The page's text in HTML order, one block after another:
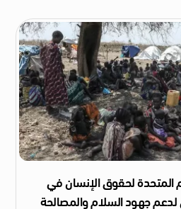
المتحدة لحقوق الإنسان في
لدعم جهود السلام والمصالحة